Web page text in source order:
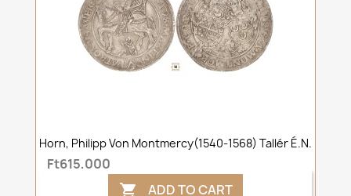
Horn, Philipp Von Montmercy(1540-1568) Tallér É.n.
Ft615,000
 ADD TO CART